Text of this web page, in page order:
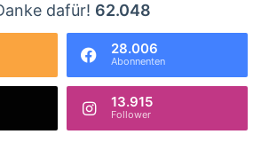
dafür! 62.048
28.006
Abonnenten
13.915
Follower